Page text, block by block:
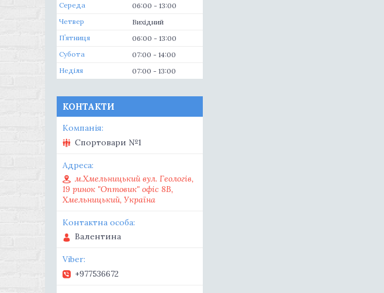
Середа
06:00
13:00
Четвер
Вихідний
Пʼятниця
06:00
13:00
Субота
07:00
14:00
Неділя
07:00 13:00
КОНТАКТИ
Спортовари №1
м.Хмельницький вул. Геологів,
19 ринок "Оптовик" офіс 8В,
Хмельницький, Україна
Валентина
+977536672